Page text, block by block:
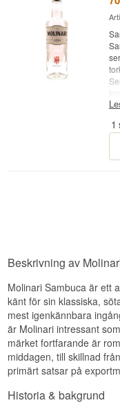
1
Beskrivning av
Molinari Sambuca är ett
känt för sin klassiska,
mest igenkännbara
är Molinari intressant
märket fortfarande är
middagen, till skillnad
primärt satsar på
Historia & bakgrund